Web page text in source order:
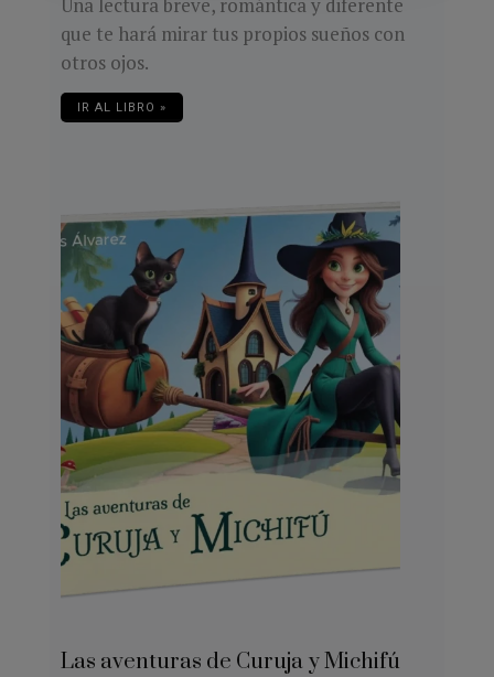
que te hará mirar tus propios sueños con
otros ojos.
IR AL LIBRO »
Las aventuras de Curuja y Michifú